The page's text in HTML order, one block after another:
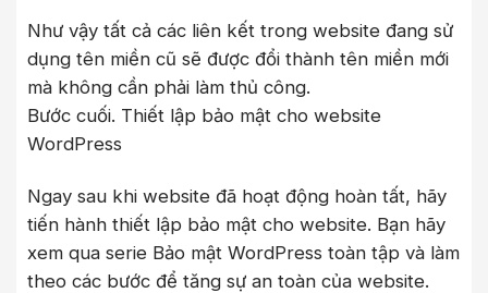
Như vậy tất cả các liên kết trong website đang sử
dụng tên miền cũ sẽ được đổi thành tên miền mới
mà không cần phải làm thủ công.
Bước cuối. Thiết lập bảo mật cho website
WordPress
Ngay sau khi website đã hoạt động hoàn tất, hãy
tiến hành thiết lập bảo mật cho website. Bạn hãy
xem qua serie Bảo mật WordPress toàn tập và làm
theo các bước để tăng sự an toàn của website.